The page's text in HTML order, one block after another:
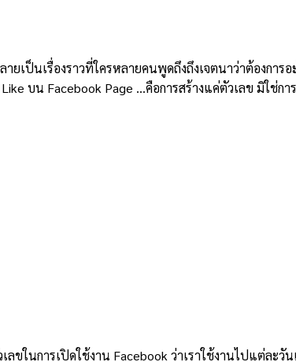
ป็นเรื่องราวที่ใครหลายคนพูดถึงถึงเจตนาว่าต้องการ
บน Facebook Page …คือการสร้างแค่ตัวเลข มิใช่กา
ในการเปิดใช้งาน Facebook ว่าเราใช้งานไปแต่ละวั